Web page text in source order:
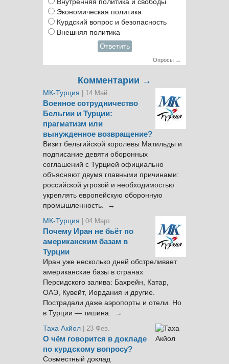
Внутренняя политика и свободы
Экономическая политика
Курдский вопрос и безопасность
Внешняя политика
Ответить
Опросы →
Комментарии →
МК-Турция | 14 Май
Военное сотрудничество
Бельгии и Турции:
прагматизм или
вынужденное возвращение?
Визит бельгийской королевы Матильды и
подписание девяти оборонных
соглашений с Турцией официально
объясняют двумя главными причинами:
российской угрозой и необходимостью
укреплять европейскую оборонную
промышленность. →
МК-Турция
| 04 Март
Почему Иран не бьёт по
американским базам в
Турции
Иран уже несколько дней обстреливает
американские базы в странах
Персидского залива: Бахрейн, Катар,
ОАЭ, Кувейт, Иордания и другие.
Пострадали даже аэропорты и отели. Но
в Турции — тишина. →
Таха Акйол | 23 Фев.
О чём говорится в докладе
по курдскому вопросу?
Совместный доклад